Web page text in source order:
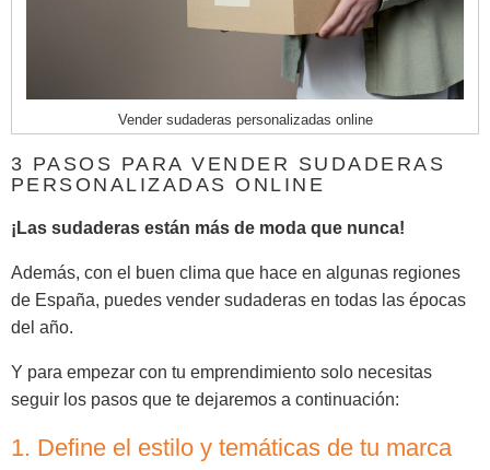
Vender sudaderas personalizadas online
3 PASOS PARA VENDER SUDADERAS
PERSONALIZADAS ONLINE
¡Las sudaderas están más de moda que nunca!
Además, con el buen clima que hace en algunas regiones
de España, puedes vender sudaderas en todas las épocas
del año.
Y para empezar con tu emprendimiento solo necesitas
seguir los pasos que te dejaremos a continuación:
1. Define el estilo y temáticas de tu marca